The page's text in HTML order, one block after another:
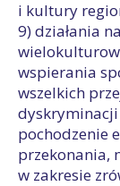
i kultury
9) działania
wspierania
wszelkich
dyskryminacji
pochodzenie
przekonania,
w zakresie